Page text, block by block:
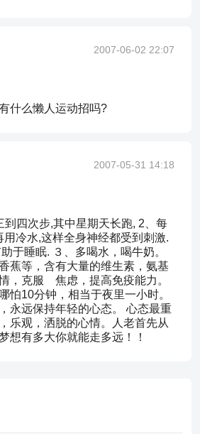
2007-06-02 22:07
什么懒人运动招吗?
2007-05-31 14:18
到四次步,其中星期天长跑, 2、每
用冷水,这样全身神经都受到刺激.
于睡眠. ３、多喝水，喝牛奶。
蕉等，含有大量的维生素，氨基
，克服 焦虑，提高免疫能力。
怕10分钟，相当于夜里一小时。
永远保持年轻的心态。 心态最重
乐观，洒脱的心情。人老首先从
想有多大你就能走多远！！